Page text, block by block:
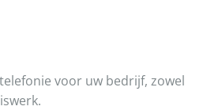
voor uw bedrijf, zowel